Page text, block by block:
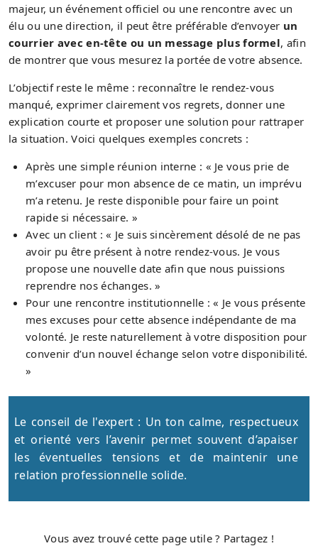
majeur, un événement officiel ou une rencontre avec un
élu ou une direction, il peut être préférable d’envoyer un
courrier avec en-tête ou un message plus formel, afin
de montrer que vous mesurez la portée de votre absence.
L’objectif reste le même : reconnaître le rendez-vous
manqué, exprimer clairement vos regrets, donner une
explication courte et proposer une solution pour rattraper
la situation. Voici quelques exemples concrets :
Après une simple réunion interne : « Je vous prie de
m’excuser pour mon absence de ce matin, un imprévu
m’a retenu. Je reste disponible pour faire un point
rapide si nécessaire. »
Avec un client : « Je suis sincèrement désolé de ne pas
avoir pu être présent à notre rendez-vous. Je vous
propose une nouvelle date afin que nous puissions
reprendre nos échanges. »
Pour une rencontre institutionnelle : « Je vous présente
mes excuses pour cette absence indépendante de ma
volonté. Je reste naturellement à votre disposition pour
convenir d’un nouvel échange selon votre disponibilité.
»
Le conseil de l'expert : Un ton calme, respectueux
et orienté vers l’avenir permet souvent d’apaiser
les éventuelles tensions et de maintenir une
relation professionnelle solide.
Vous avez trouvé cette page utile ? Partagez !